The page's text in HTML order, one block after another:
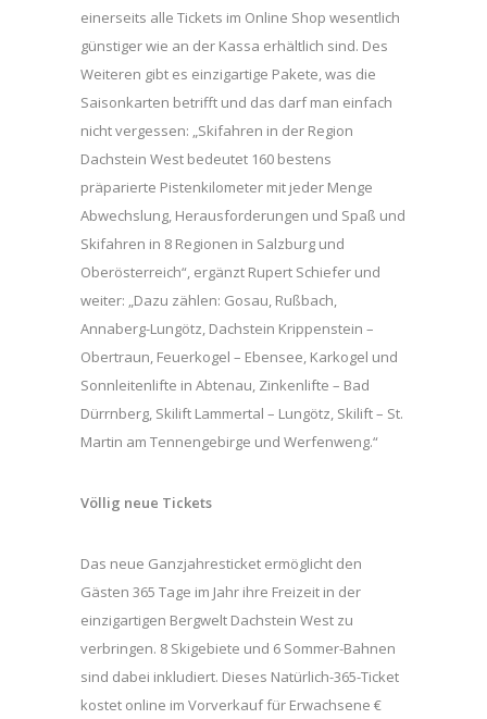
einerseits alle Tickets im Online Shop wesentlich
günstiger wie an der Kassa erhältlich sind. Des
Weiteren gibt es einzigartige Pakete, was die
Saisonkarten betrifft und das darf man einfach
nicht vergessen: „Skifahren in der Region
Dachstein West bedeutet 160 bestens
präparierte Pistenkilometer mit jeder Menge
Abwechslung, Herausforderungen und Spaß und
Skifahren in 8 Regionen in Salzburg und
Oberösterreich“, ergänzt Rupert Schiefer und
weiter: „Dazu zählen: Gosau, Rußbach,
Annaberg-Lungötz, Dachstein Krippenstein –
Obertraun, Feuerkogel – Ebensee, Karkogel und
Sonnleitenlifte in Abtenau, Zinkenlifte – Bad
Dürrnberg, Skilift Lammertal – Lungötz, Skilift – St.
Martin am Tennengebirge und Werfenweng.“
Völlig neue Tickets
Das neue Ganzjahresticket ermöglicht den
Gästen 365 Tage im Jahr ihre Freizeit in der
einzigartigen Bergwelt Dachstein West zu
verbringen. 8 Skigebiete und 6 Sommer-Bahnen
sind dabei inkludiert. Dieses Natürlich-365-Ticket
kostet online im Vorverkauf für Erwachsene €